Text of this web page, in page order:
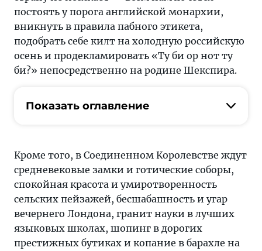
постоять у порога английской монархии,
вникнуть в правила пабного этикета,
подобрать себе килт на холодную российскую
осень и продекламировать «Ту би ор нот ту
би?» непосредственно на родине Шекспира.
Показать оглавление
Кроме того, в Соединенном Королевстве ждут
средневековые замки и готические соборы,
спокойная красота и умиротворенность
сельских пейзажей, бесшабашность и угар
вечернего Лондона, гранит науки в лучших
языковых школах, шопинг в дорогих
престижных бутиках и копание в барахле на